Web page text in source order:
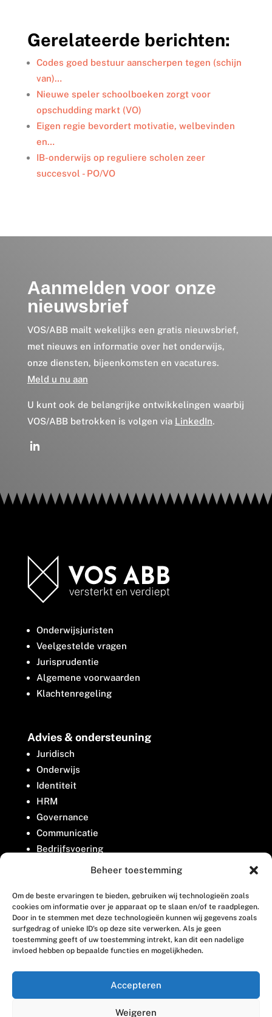
Beheer toestemming
Om de beste ervaringen te bieden, gebruiken wij technologieën zoals
cookies om informatie over je apparaat op te slaan en/of te raadplegen.
Door in te stemmen met deze technologieën kunnen wij gegevens zoals
surfgedrag of unieke ID's op deze site verwerken. Als je geen
toestemming geeft of uw toestemming intrekt, kan dit een nadelige
invloed hebben op bepaalde functies en mogelijkheden.
Accepteren
Weigeren
e
d
I
n
b
o
o
k
t
e
r
l
n
Gerelateerde berichten:
Codes goed bestuur aanscherpen tegen (schijn
van)…
Nieuwe speler schoolboeken zorgt voor
opschudding markt (VO)
Eigen regie bevordert motivatie, welbevinden
en…
IB-onderwijs op reguliere scholen zeer
succesvol - PO/VO
Aanmelden voor onze
nieuwsbrief
VOS/ABB mailt wekelijks een gratis nieuwsbrief,
met nieuws en informatie over het onderwijs,
onze diensten, bijeenkomsten en vacatures.
Meld u nu aan
U kunt ook de belangrijke ontwikkelingen waarbij
VOS/ABB betrokken is volgen via LinkedIn.
Onderwijsjuristen
Veelgestelde vragen
Jurisprudentie
Algemene voorwaarden
Klachtenregeling
Advies & ondersteuning
Juridisch
Onderwijs
Identiteit
HRM
Governance
Communicatie
Bedrijfsvoering
Belangenbehartiging
Contact
Houttuinlaan 8
3447 GM Woerden